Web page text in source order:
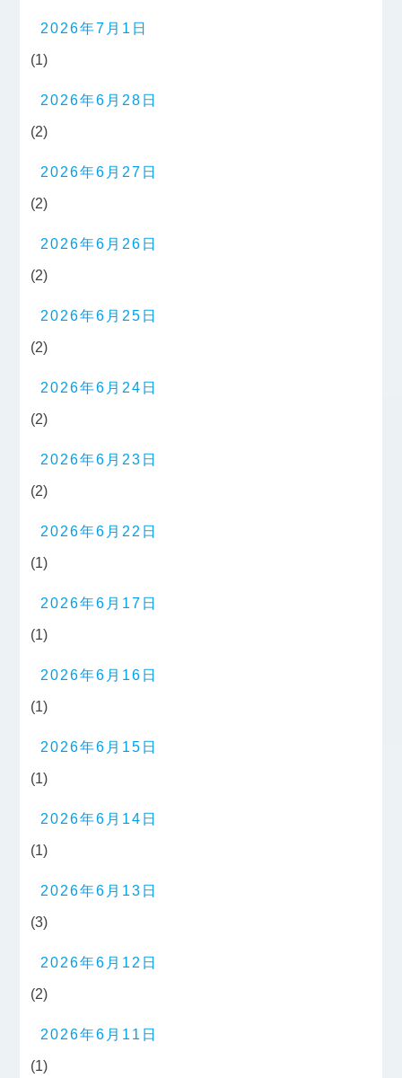
2026年7月1日
(1)
2026年6月28日
(2)
2026年6月27日
(2)
2026年6月26日
(2)
2026年6月25日
(2)
2026年6月24日
(2)
2026年6月23日
(2)
2026年6月22日
(1)
2026年6月17日
(1)
2026年6月16日
(1)
2026年6月15日
(1)
2026年6月14日
(1)
2026年6月13日
(3)
2026年6月12日
(2)
2026年6月11日
(1)